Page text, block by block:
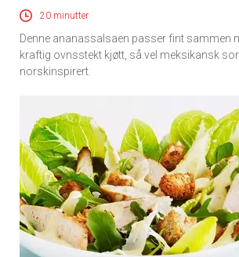
20 minutter
Denne ananassalsaen passer fint sammen
kraftig ovnsstekt kjøtt, så vel meksikansk
norskinspirert.